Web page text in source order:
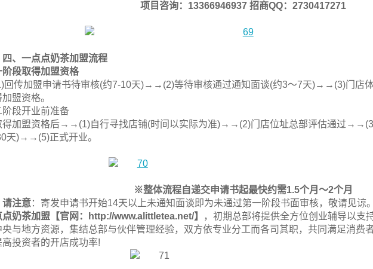
项目咨询：13366946937 招商QQ：2730417271
四、一点点奶茶加盟流程
阶段取得加盟资格
回传加盟申请书待审核(约7-10天)→→(2)等待审核通过通知面谈(约3～7天)→→(3)门店
盟资格。
阶段开业前准备
加盟资格后→→(1)自行寻找店铺(时间以实际为准)→→(2)门店位址总部评估通过
天)→→(5)正式开业。
※整体流程自递交申请书起最快约需1.5个月～2个月
请注意：寄发申请书开始14天以上未通知面谈即为未通过第一阶段书面审核，敬请见谅。
点奶茶加盟【官网：http://www.alittletea.net/】
，初期总部将提供全方位创业辅导以支
央与地方资源，集结总部与伙伴管理经验，双方依专业分工而各司其职，共同满足消费
高投资者的开店成功率!